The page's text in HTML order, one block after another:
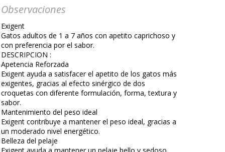
Observaciones
Exigent
Gatos adultos de 1 a 7 años con apetito caprichoso y
con preferencia por el sabor.
DESCRIPCION :
Apetencia Reforzada
Exigent ayuda a satisfacer el apetito de los gatos más
exigentes, gracias al efecto sinérgico de dos
croquetas con diferente formulación, forma, textura y
sabor.
Mantenimiento del peso ideal
Exigent contribuye a mantener el peso ideal, gracias a
un moderado nivel energético.
Belleza del pelaje
Exigent ayuda a mantener un pelaje bello y sedoso.